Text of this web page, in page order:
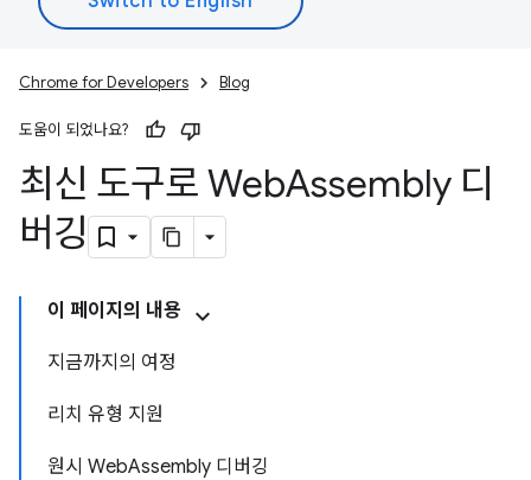
Chrome for Developers Blog
도움이 되었나요?
최신 도구로 WebAssembly 디
버깅
이 페이지의 내용
지금까지의 여정
리치 유형 지원
원시 WebAssembly 디버깅